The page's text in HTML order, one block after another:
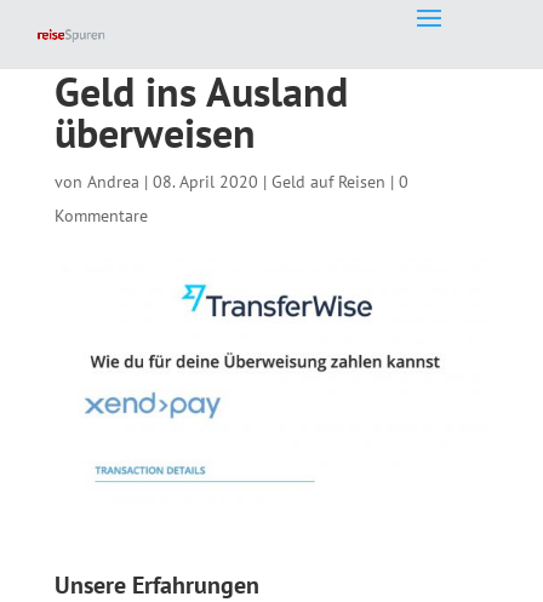
Geld ins Ausland
überweisen
von Andrea | 08. April 2020 | Geld auf Reisen | 0
Kommentare
Unsere Erfahrungen